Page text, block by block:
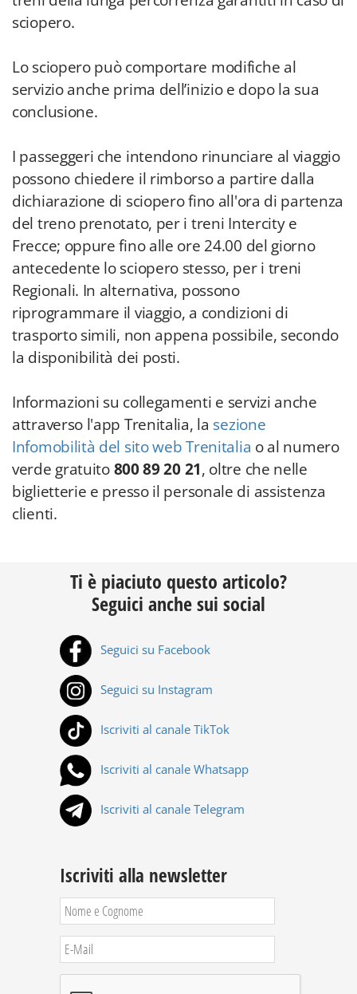
sciopero.
Lo sciopero può comportare modifiche al
servizio anche prima dell’inizio e dopo la sua
conclusione.
I passeggeri che intendono rinunciare al viaggio
possono chiedere il rimborso a partire dalla
dichiarazione di sciopero fino all'ora di partenza
del treno prenotato, per i treni Intercity e
Frecce; oppure fino alle ore 24.00 del giorno
antecedente lo sciopero stesso, per i treni
Regionali. In alternativa, possono
riprogrammare il viaggio, a condizioni di
trasporto simili, non appena possibile, secondo
la disponibilità dei posti.
Informazioni su collegamenti e servizi anche
attraverso l'app Trenitalia, la sezione
Infomobilità del sito web Trenitalia o al numero
verde gratuito800 89 20 21, oltre che nelle
biglietterie e presso il personale di assistenza
clienti.
Ti è piaciuto questo articolo?
Seguici anche sui social
Seguici su Facebook
Seguici su Instagram
Iscriviti al canale TikTok
Iscriviti al canale Whatsapp
Iscriviti al canale Telegram
Iscriviti alla newsletter